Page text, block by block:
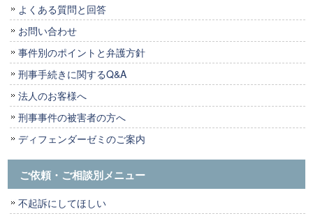
よくある質問と回答
お問い合わせ
事件別のポイントと弁護方針
刑事手続きに関するQ&A
法人のお客様へ
刑事事件の被害者の方へ
ディフェンダーゼミのご案内
ご依頼・ご相談別メニュー
不起訴にしてほしい